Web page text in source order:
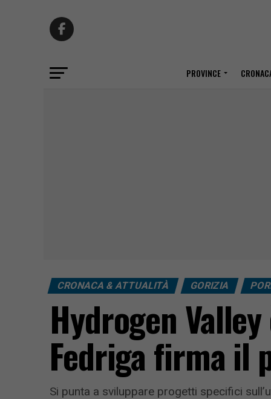
PROVINCE
CRONACA & ATTUALITÀ GORIZIA
Hydrogen
Fedriga firma il
Si punta a sviluppare progetti specifici